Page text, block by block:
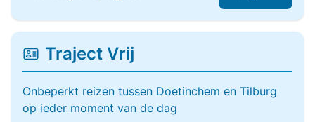
Traject Vrij
Onbeperkt reizen tussen Doetinchem en Tilburg
op ieder moment van de dag